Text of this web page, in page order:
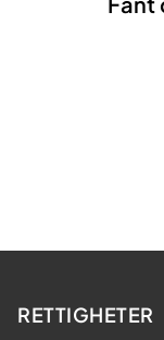
RETTIGHETER